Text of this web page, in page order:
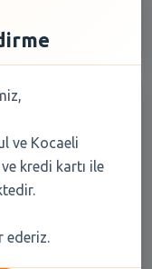
ve Kocaeli
kredi kartı ile
ederiz.